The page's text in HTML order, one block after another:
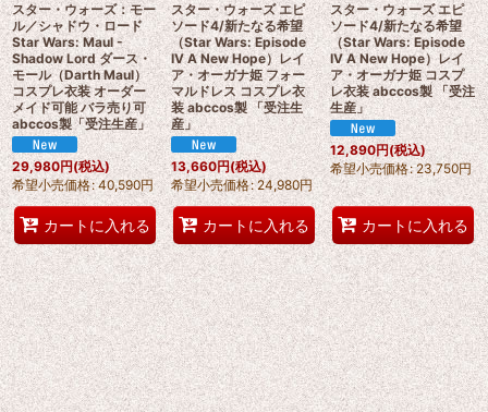
スター・ウォーズ：モー
ル／シャドウ・ロード
Star Wars: Maul -
Shadow Lord ダース・
モール（Darth Maul）
コスプレ衣装 オーダー
メイド可能 バラ売り可
abccos製「受注生産」
29,980円(税込)
希望小売価格: 40,590円
カートに入れる
スター・ウォーズ エピ
ソード4/新たなる希望
（Star Wars: Episode
IV A New Hope）レイ
ア・オーガナ姫 フォー
マルドレス コスプレ衣
装 abccos製 「受注生
産」
13,660円(税込)
希望小売価格: 24,980円
カートに入れる
スター・ウォーズ エピ
ソード4/新たなる希望
（Star Wars: Episode
IV A New Hope）レイ
ア・オーガナ姫 コスプ
レ衣装 abccos製 「受注
生産」
12,890円(税込)
希望小売価格: 23,750円
カートに入れる